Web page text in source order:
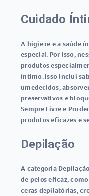
Cuidado
A higiene e a saúde
especial. Por isso,
produtos
íntimo. Isso inclui
umedecidos,
preservativos e
Sempre Livre e
produtos eficazes e
Depilação
A categoria
de pelos eficaz,
ceras depilatórias,